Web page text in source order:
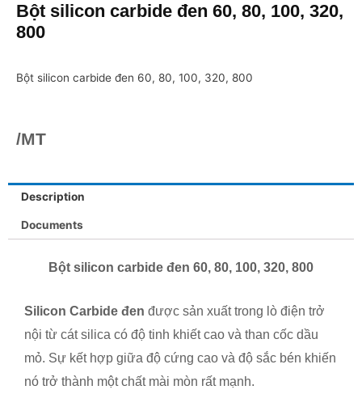
Bột silicon carbide đen 60, 80, 100, 320,
800
Bột silicon carbide đen 60, 80, 100, 320, 800
/MT
Description
Documents
Bột silicon carbide đen 60, 80, 100, 320, 800
Silicon Carbide đen được sản xuất trong lò điện trở
nội từ cát silica có độ tinh khiết cao và than cốc dầu
mỏ. Sự kết hợp giữa độ cứng cao và độ sắc bén khiến
nó trở thành một chất mài mòn rất mạnh.